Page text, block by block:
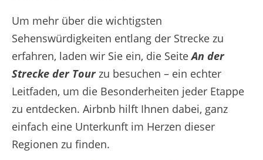
Um mehr über die wichtigsten
Sehenswürdigkeiten entlang der Strecke zu
erfahren, laden wir Sie ein, die SeiteAn der
Strecke der Tourzu besuchen – ein echter
Leitfaden, um die Besonderheiten jeder Etappe
zu entdecken. Airbnb hilft Ihnen dabei, ganz
einfach eine Unterkunft im Herzen dieser
Regionen zu finden.